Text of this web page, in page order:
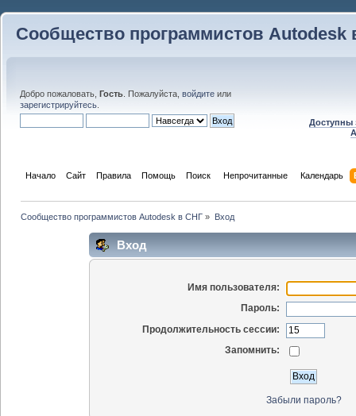
Сообщество программистов Autodesk
Добро пожаловать, Гость . Пожалуйста, войдите или
зарегистрируйтесь
Доступны
Начало Сайт Правила Помощь Поиск Непрочитанные Календарь
Сообщество программистов Autodesk в СНГ » Вход
Вход
Имя пользователя:
Пароль:
Продолжительность сессии:
Запомнить:
Забыли пароль?